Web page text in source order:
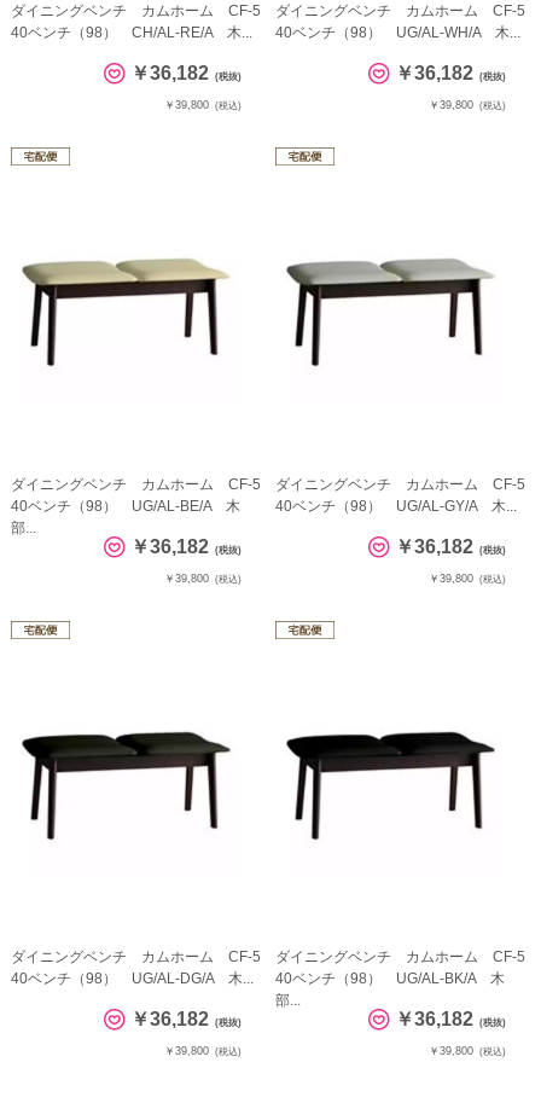
ダイニングベンチ カムホーム CF-5
40ベンチ（98） CH/AL-RE/A 木...
￥36,182 (税抜)
￥39,800 (税込)
ダイニングベンチ カムホーム CF-5
40ベンチ（98） UG/AL-WH/A 木...
￥36,182 (税抜)
￥39,800 (税込)
ダイニングベンチ カムホーム CF-5
40ベンチ（98） UG/AL-BE/A 木
部...
￥36,182 (税抜)
￥39,800 (税込)
ダイニングベンチ カムホーム CF-5
40ベンチ（98） UG/AL-GY/A 木...
￥36,182 (税抜)
￥39,800 (税込)
ダイニングベンチ カムホーム CF-5
40ベンチ（98） UG/AL-DG/A 木...
￥36,182 (税抜)
￥39,800 (税込)
ダイニングベンチ カムホーム CF-5
40ベンチ（98） UG/AL-BK/A 木
部...
￥36,182 (税抜)
￥39,800 (税込)